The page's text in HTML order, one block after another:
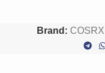
Brand: COSRX